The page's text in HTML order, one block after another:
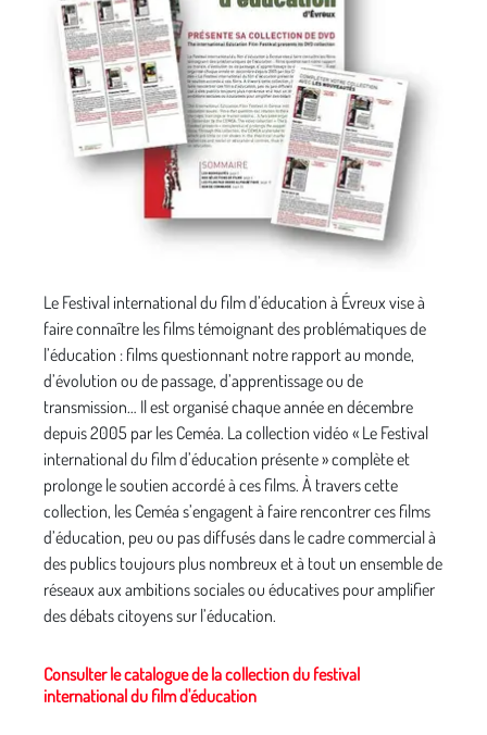
Le Festival international du film d’éducation à Évreux vise à
faire connaître les films témoignant des problématiques de
l’éducation : films questionnant notre rapport au monde,
d’évolution ou de passage, d’apprentissage ou de
transmission… Il est organisé chaque année en décembre
depuis 2005 par les Ceméa. La collection vidéo « Le Festival
international du film d’éducation présente » complète et
prolonge le soutien accordé à ces films. À travers cette
collection, les Ceméa s’engagent à faire rencontrer ces films
d’éducation, peu ou pas diffusés dans le cadre commercial à
des publics toujours plus nombreux et à tout un ensemble de
réseaux aux ambitions sociales ou éducatives pour amplifier
des débats citoyens sur l’éducation.
Consulter le catalogue de la collection du festival
international du film d'éducation